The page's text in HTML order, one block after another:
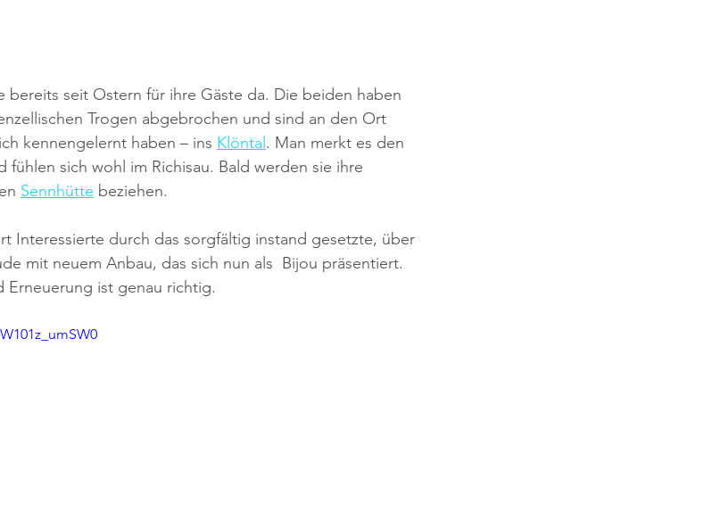
bereits seit Ostern für ihre Gäste da. Die beiden haben
Trogen abgebrochen und sind an den Ort
kennengelernt haben – ins Klöntal . Man merkt es den
fühlen sich wohl im Richisau. Bald werden sie ihre
Sennhütte beziehen.
Interessierte durch das sorgfältig instand gesetzte, über
mit neuem Anbau, das sich nun als  Bijou präsentiert.
Erneuerung ist genau richtig.